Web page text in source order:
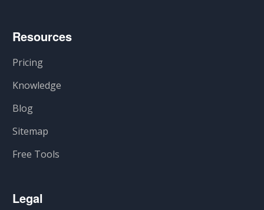
Resources
Pricing
Knowledge
Blog
Sitemap
Free Tools
Legal